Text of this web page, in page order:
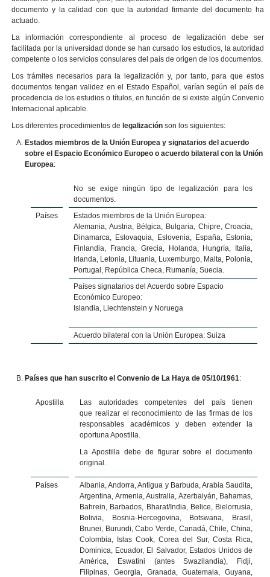
documento y la calidad con que la autoridad firmante del documento ha
actuado.
La información correspondiente al proceso de legalización debe ser
facilitada por la universidad donde se han cursado los estudios, la autoridad
competente o los servicios consulares del país de origen de los documentos.
Los trámites necesarios para la legalización y, por tanto, para que estos
documentos tengan validez en el Estado Español, varían según el país de
procedencia de los estudios o títulos, en función de si existe algún Convenio
Internacional aplicable.
Los diferentes procedimientos delegalizaciónson los siguientes:
Estados miembros de la Unión Europea y signatarios del acuerdo
sobre el Espacio Económico Europeo o acuerdo bilateral con la Unión
Europea:
No se exige ningún tipo de legalización para los
documentos.
Países
Estados miembros de la Unión Europea:
Alemania, Austria, Bélgica, Bulgaria, Chipre, Croacia,
Dinamarca, Eslovaquia, Eslovenia, España, Estonia,
Finlandia, Francia, Grecia, Holanda, Hungría, Italia,
Irlanda, Letonia, Lituania, Luxemburgo, Malta, Polonia,
Portugal, República Checa, Rumanía, Suecia.
Países signatarios del Acuerdo sobre Espacio
Económico Europeo:
Islandia, Liechtenstein y Noruega
Acuerdo bilateral con la Unión Europea: Suiza
Países que han suscrito el Convenio de La Haya de 05/10/1961:
Apostilla
Las autoridades competentes del país tienen
que realizar el reconocimiento de las firmas de los
responsables académicos y deben extender la
oportuna Apostilla.
La Apostilla debe de figurar sobre el documento
original.
Países
Albania, Andorra, Antigua y Barbuda, Arabia Saudita,
Argentina, Armenia, Australia, Azerbaiyán, Bahamas,
Bahrein, Barbados, Bharat/India, Belice, Bielorrusia,
Bolivia, Bosnia-Hercegovina, Botswana, Brasil,
Brunei, Burundi, Cabo Verde, Canadá, Chile, China,
Colombia, Islas Cook, Corea del Sur, Costa Rica,
Dominica, Ecuador, El Salvador, Estados Unidos de
América, Eswatini (antes Swazilandia), Fidji,
Filipinas, Georgia, Granada, Guatemala, Guyana,